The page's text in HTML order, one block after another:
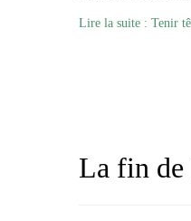
Lire la suite : Tenir
La fin de